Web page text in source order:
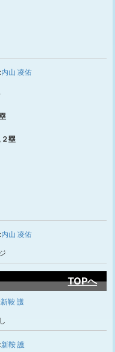
内山 凌佑
２塁
内山 凌佑
TOPへ
新鞍 護
新鞍 護